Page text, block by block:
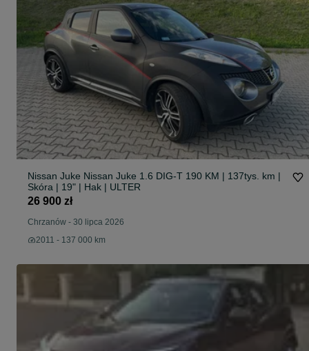
Nissan Juke Nissan Juke 1.6 DIG-T 190 KM | 137tys. km |
Skóra | 19" | Hak | ULTER
26 900 zł
Chrzanów - 30 lipca 2026
2011 - 137 000 km